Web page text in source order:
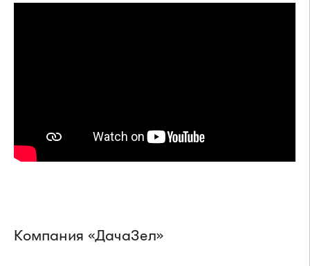
Компания «ДачаЗел»